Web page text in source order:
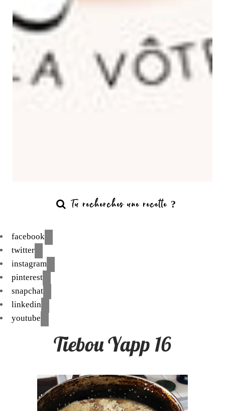
facebook
twitter
instagram
pinterest
snapchat
linkedin
youtube
Tiebou Yapp 16